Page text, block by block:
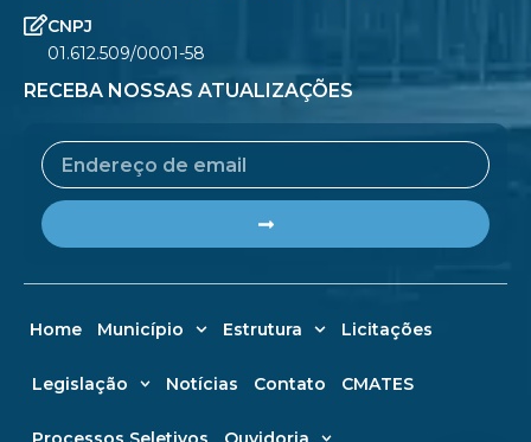
CNPJ
01.612.509/0001-58
RECEBA NOSSAS ATUALIZAÇÕES
Email
Home Município Estrutura Licitações
Legislação Notícias Contato CMATES